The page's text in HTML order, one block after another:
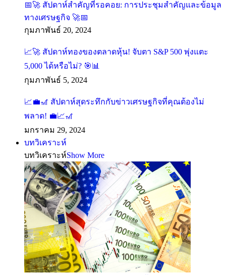
📅🚀 สัปดาห์สำคัญที่รอคอย: การประชุมสำคัญและข้อมูล
ทางเศรษฐกิจ 🚀📅
กุมภาพันธ์ 20, 2024
📈🚀 สัปดาห์ทองของตลาดหุ้น! จับตา S&P 500 พุ่งแตะ
5,000 ได้หรือไม่? 🎯📊
กุมภาพันธ์ 5, 2024
📈💼🎢 สัปดาห์สุดระทึกกับข่าวเศรษฐกิจที่คุณต้องไม่
พลาด! 💼📈🎢
มกราคม 29, 2024
บทวิเคราะห์
บทวิเคราะห์Show More